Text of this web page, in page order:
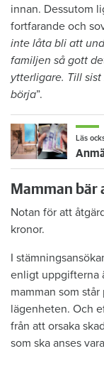
innan. Dessutom
fortfarande och
inte låta bli att
familjen så gott
ytterligare. Till
börja”.
Läs
Mamman bär
Notan för att
kronor.
I
enligt uppgifterna
mamman som
lägenheten. Och
från att orsaka
som ska anses